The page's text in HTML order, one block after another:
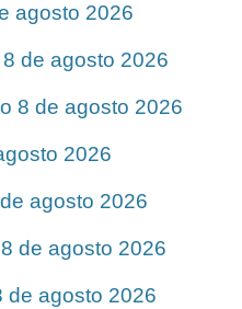
agosto 2026
de agosto 2026
8 de agosto 2026
2026
agosto 2026
de agosto 2026
de agosto 2026